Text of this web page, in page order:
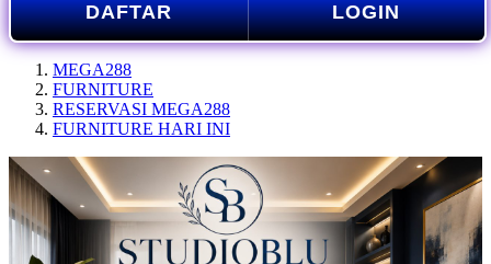
DAFTAR LOGIN
MEGA288
FURNITURE
RESERVASI MEGA288
FURNITURE HARI INI